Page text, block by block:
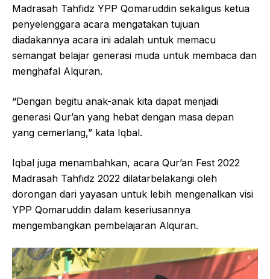
Madrasah Tahfidz YPP Qomaruddin sekaligus ketua
penyelenggara acara mengatakan tujuan
diadakannya acara ini adalah untuk memacu
semangat belajar generasi muda untuk membaca dan
menghafal Alquran.
“Dengan begitu anak-anak kita dapat menjadi
generasi Qur’an yang hebat dengan masa depan
yang cemerlang,” kata Iqbal.
Iqbal juga menambahkan, acara Qur’an Fest 2022
Madrasah Tahfidz 2022 dilatarbelakangi oleh
dorongan dari yayasan untuk lebih mengenalkan visi
YPP Qomaruddin dalam keseriusannya
mengembangkan pembelajaran Alquran.